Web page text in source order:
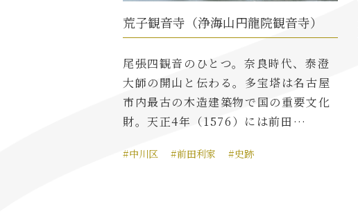
荒子観音寺（浄海山円龍院観音寺）
尾張四観音のひとつ。奈良時代、泰澄
大師の開山と伝わる。多宝塔は名古屋
市内最古の木造建築物で国の重要文化
財。天正4年（1576）には前田…
#中川区 #前田利家 #史跡